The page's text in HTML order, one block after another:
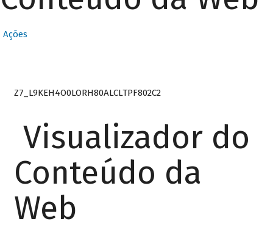
Ações
Z7_L9KEH4O0LORH80ALCLTPF802C2
Visualizador do
Conteúdo da
Web